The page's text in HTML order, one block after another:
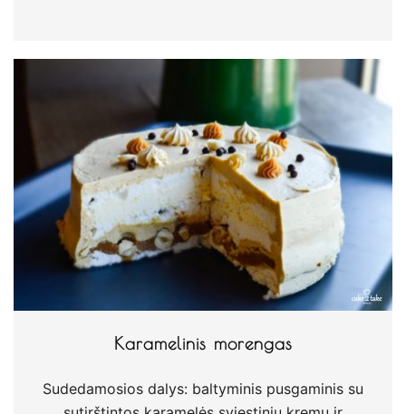
Karamelinis morengas
Sudedamosios dalys: baltyminis pusgaminis su